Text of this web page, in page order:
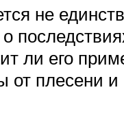
не
ли его
плесени и